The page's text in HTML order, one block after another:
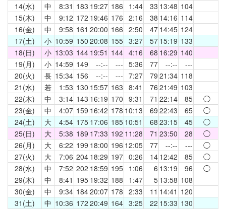
14(水)
中 8:31 183 19:27 186 1:44 33 13:48 104
15(木)
中 9:12 172 19:46 176 2:16 38 14:16 114
16(金)
中 9:58 161 20:00 166 2:50 47 14:45 124
17(土)
小 10:59 150 20:08 155 3:27 57 15:19 133
18(日)
小 13:03 144 19:51 144 4:16 68 16:29 140
19(月)
小 14:59 149 --:-- --- 5:36 77 --:-- ---
20(火)
長 15:34 156 --:-- --- 7:27 79 21:34 118
21(水)
若 1:53 130 15:57 163 8:41 76 21:49 103
22(木)
中 3:14 143 16:19 170 9:31 71 22:14 85 ◯
23(金)
中 4:07 159 16:42 178 10:13 69 22:43 65 ◯
24(土)
大 4:54 175 17:06 185 10:51 68 23:15 45 ◯
25(日)
大 5:38 189 17:33 192 11:28 71 23:50 28 ◯
26(月)
大 6:22 199 18:00 196 12:05 77 --:-- --- ◯
27(火)
大 7:06 204 18:29 197 0:26 14 12:42 85 ◯
28(水)
中 7:52 202 18:59 195 1:06 6 13:19 96 ◯
29(木)
中 8:41 195 19:32 188 1:47 5 13:58 108
30(金)
中 9:34 18420:07 178 2:33 11 14:41 120
31(土)
中 10:36 172 20:49 164 3:25 22 15:33 130